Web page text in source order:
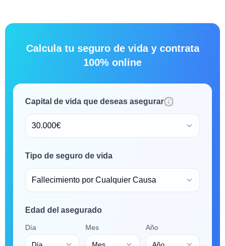
Calcula tu seguro de vida y contrata
100% online
Capital de vida que deseas asegurar
30.000€
Tipo de seguro de vida
Fallecimiento por Cualquier Causa
Edad del asegurado
Día
Día
Mes
Mes
Año
Año